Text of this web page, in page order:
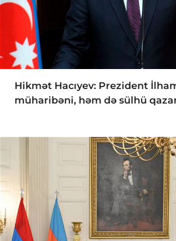
Hikmət Hacıyev: Prezident
müharibəni, həm də sülhü